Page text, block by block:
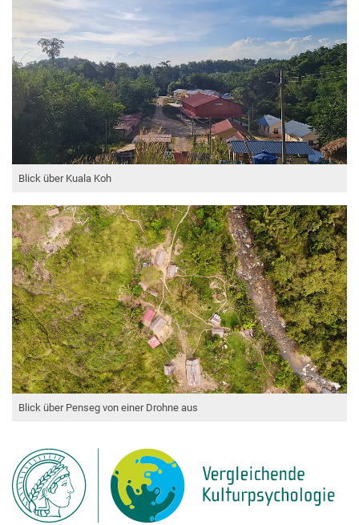
Blick über Kuala Koh
Blick über Penseg von einer Drohne aus